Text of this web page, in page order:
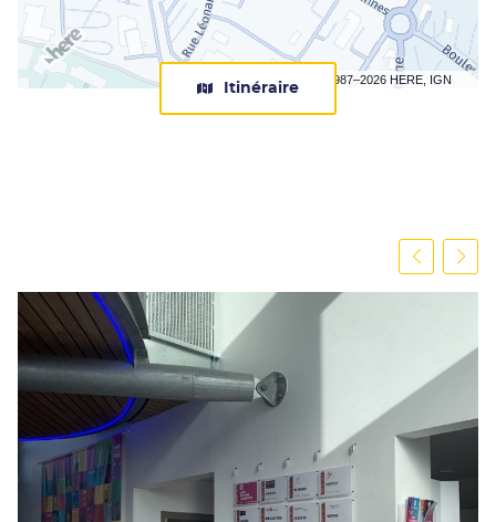
Terms of use © 1987–2026 HERE, IGN
Itinéraire
jusqu'au
centre